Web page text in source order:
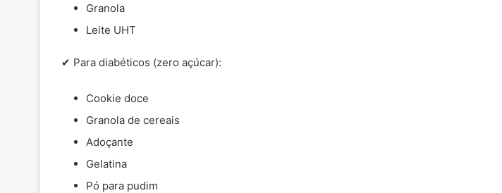
Granola
Leite UHT
✔ Para diabéticos (zero açúcar):
Cookie doce
Granola de cereais
Adoçante
Gelatina
Pó para pudim